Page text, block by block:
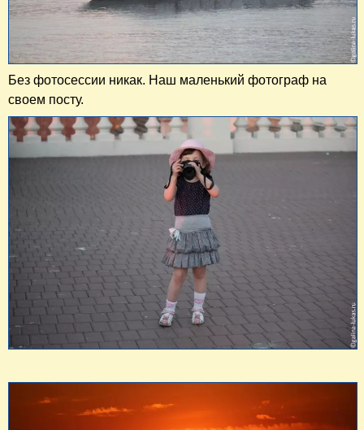
Без фотосессии никак. Наш маленький фотограф на
своем посту.